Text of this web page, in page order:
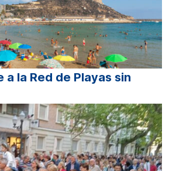
a la Red de Playas sin